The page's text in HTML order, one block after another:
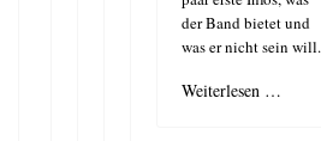
der Band bietet und
was er nicht sein will.
Weiterlesen …